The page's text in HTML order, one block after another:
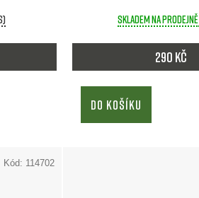
u
k
t
Skladem na prodejně
290 Kč
DO KOŠÍKU
Kód: 114702